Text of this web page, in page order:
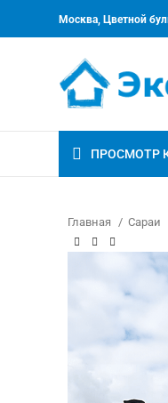
Москва, Цветной
ПРОСМОТР
Главная Сараи